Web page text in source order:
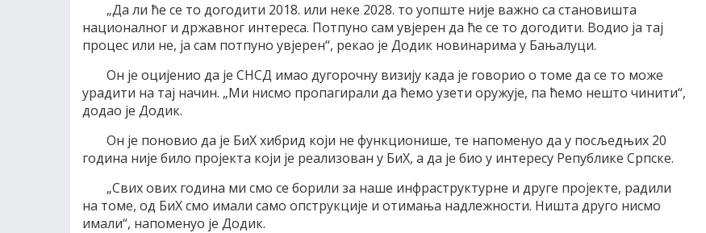
„Да ли ће се то догодити 2018. или неке 2028. то уопште није важно са становишта
националног и државног интереса. Потпуно сам увјерен да ће се то догодити. Водио ја тај
процес или не, ја сам потпуно увјерен“, рекао је Додик новинарима у Бањалуци.
Он је оцијенио да је СНСД имао дугорочну визију када је говорио о томе да се то може
урадити на тај начин. „Ми нисмо пропагирали да ћемо узети оружује, па ћемо нешто чинити“,
додао је Додик.
Он је поновио да је БиХ хибрид који не функционише, те напоменуо да у посљедњих 20
година није било пројекта који је реализован у БиХ, а да је био у интересу Републике Српске.
„Свих ових година ми смо се борили за наше инфраструктурне и друге пројекте, радили
на томе, од БиХ смо имали само опструкције и отимања надлежности. Ништа друго нисмо
имали“, напоменуо је Додик.